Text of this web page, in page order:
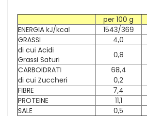
per 100 g
ENERGIA kJ/kcal
1543/369
GRASSI
4,0
di cui Acidi
Grassi Saturi
0,8
CARBOIDRATI
68,4
di cui Zuccheri
0,2
FIBRE
7,4
PROTEINE
11,1
SALE
0,5